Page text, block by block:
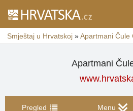
Smještaj u Hrvatskoj »Apartmani Čule
Apartmani
Pregled Menu